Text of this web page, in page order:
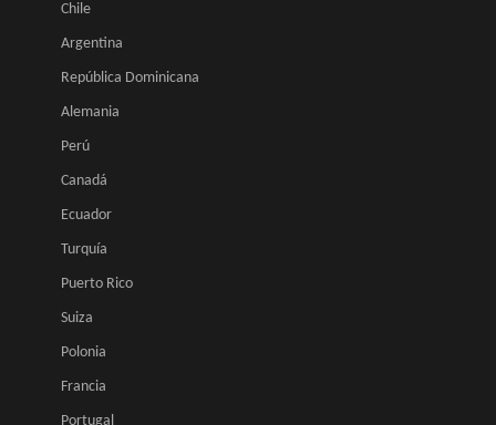
Chile
Argentina
República Dominicana
Alemania
Perú
Canadá
Ecuador
Turquía
Puerto Rico
Suiza
Polonia
Francia
Portugal